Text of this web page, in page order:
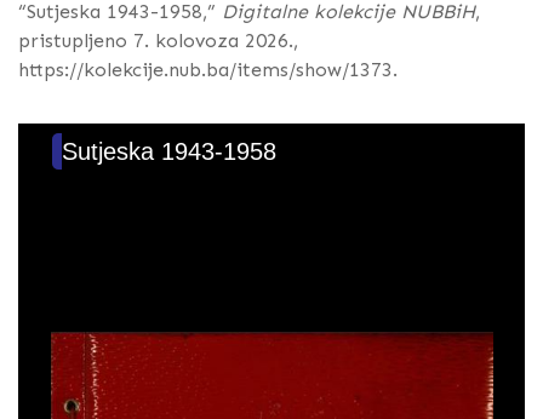
“Sutjeska 1943-1958,” Digitalne kolekcije NUBBiH,
pristupljeno 7. kolovoza 2026.,
https://kolekcije.nub.ba/items/show/1373.
Sutjeska 1943-1958